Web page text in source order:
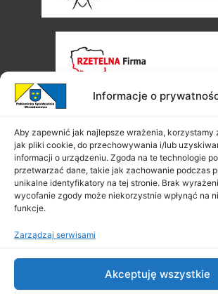
Informacje o
Aby zapewnić jak najlepsze wrażenia, korzystamy
jak pliki cookie, do przechowywania i/lub
informacji o urządzeniu. Zgoda na te technologie
przetwarzać dane, takie jak zachowanie podczas
unikalne identyfikatory na tej stronie. Brak
wycofanie zgody może niekorzystnie wpłynąć na
funkcje.
Zarządzaj serwisami
Akceptuję wszystkie